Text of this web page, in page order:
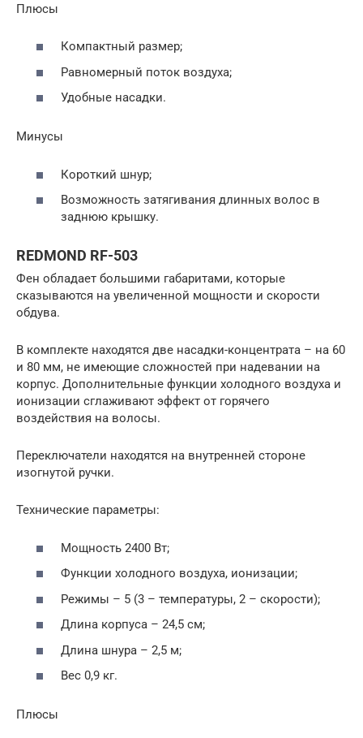
Плюсы
Компактный размер;
Равномерный поток воздуха;
Удобные насадки.
Минусы
Короткий шнур;
Возможность затягивания длинных волос в
заднюю крышку.
REDMOND RF-503
Фен обладает большими габаритами, которые
сказываются на увеличенной мощности и скорости
обдува.
В комплекте находятся две насадки-концентрата – на 60
и 80 мм, не имеющие сложностей при надевании на
корпус. Дополнительные функции холодного воздуха и
ионизации сглаживают эффект от горячего
воздействия на волосы.
Переключатели находятся на внутренней стороне
изогнутой ручки.
Технические параметры:
Мощность 2400 Вт;
Функции холодного воздуха, ионизации;
Режимы – 5 (3 – температуры, 2 – скорости);
Длина корпуса – 24,5 см;
Длина шнура – 2,5 м;
Вес 0,9 кг.
Плюсы